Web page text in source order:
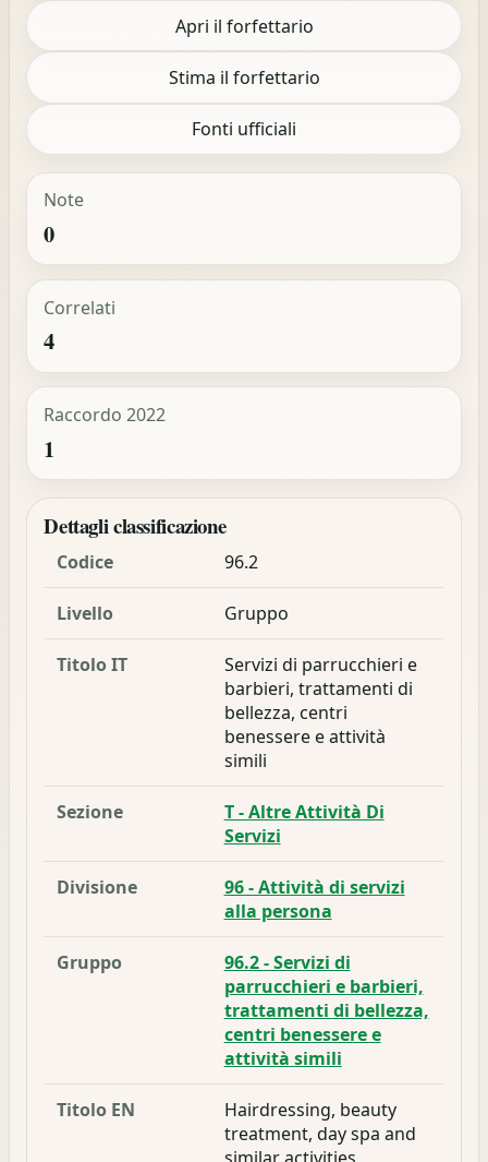
Apri il forfettario
Stima il forfettario
Fonti ufficiali
Note
0
Correlati
4
Raccordo 2022
1
Dettagli classificazione
Codice 96.2
Livello Gruppo
Titolo IT
Servizi di parrucchieri e
barbieri, trattamenti di
bellezza, centri
benessere e attività
simili
Sezione
T - Altre Attività Di
Servizi
Divisione
96 - Attività di servizi
alla persona
Gruppo
96.2 - Servizi di
parrucchieri e barbieri,
trattamenti di bellezza,
centri benessere e
attività simili
Titolo EN
Hairdressing, beauty
treatment, day spa and